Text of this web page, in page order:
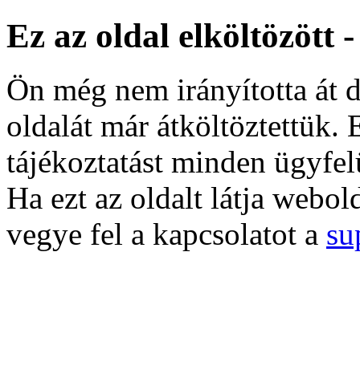
Ez az oldal elköltözött -
Ön még nem irányította át
oldalát már átköltöztettük.
tájékoztatást minden
Ha ezt az oldalt látja
vegye fel a kapcsolatot a